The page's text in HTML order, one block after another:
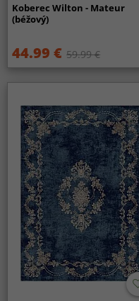
Koberec Wilton - Mateur
(béžový)
44.99 € 59.99 €